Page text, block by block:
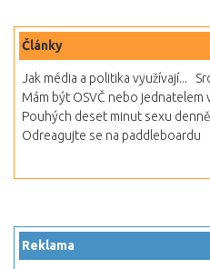
Články
Jak média a politika využívají...
Mám být OSVČ nebo jednatelem
Pouhých deset minut sexu
Odreagujte se na paddleboardu
Reklama